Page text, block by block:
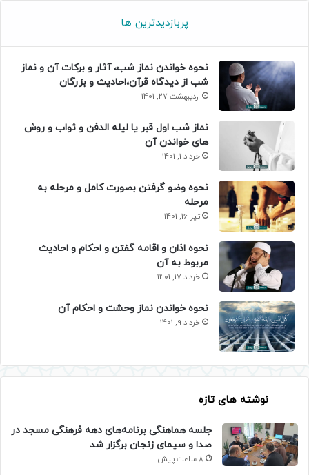
پربازدیدترین ها
نحوه خواندن نماز شب، آثار و برکات آن و نماز
شب از دیدگاه قرآن،احادیث و بزرگان
اردیبهشت 27, 1401
نماز شب اول قبر یا لیله الدفن و ثواب و روش
های خواندن آن
خرداد 1, 1401
نحوه وضو گرفتن بصورت کامل و مرحله به
مرحله
تیر 16, 1401
نحوه اذان و اقامه گفتن و احکام و احادیث
مربوط به آن
خرداد 17, 1401
نحوه خواندن نماز وحشت و احکام آن
خرداد 9, 1401
نوشته های تازه
جلسه هماهنگی برنامه‌های دهه فرهنگی مسجد در
صدا و سیمای زنجان برگزار شد
8 ساعت پیش